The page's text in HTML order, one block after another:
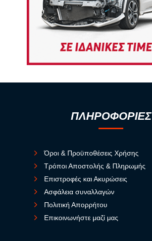
ΠΛΗΡΟΦΟΡΙΕΣ
Όροι & Προϋποθέσεις Χρήσης
Τρόποι Αποστολής & Πληρωμής
Επιστροφές και Ακυρώσεις
Ασφάλεια συναλλαγών
Πολιτική Απορρήτου
Επικοινωνήστε μαζί μας